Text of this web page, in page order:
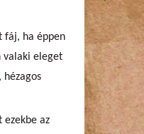
fáj, ha éppen
valaki eleget
hézagos
az